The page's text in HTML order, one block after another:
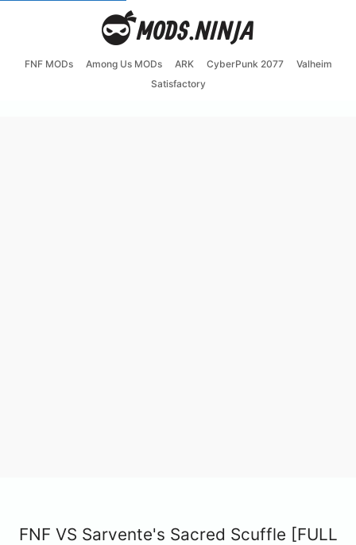
FNF MODs Among Us MODs ARK CyberPunk 2077
Valheim
Satisfactory
FNF VS Sarvente's Sacred Scuffle [FULL